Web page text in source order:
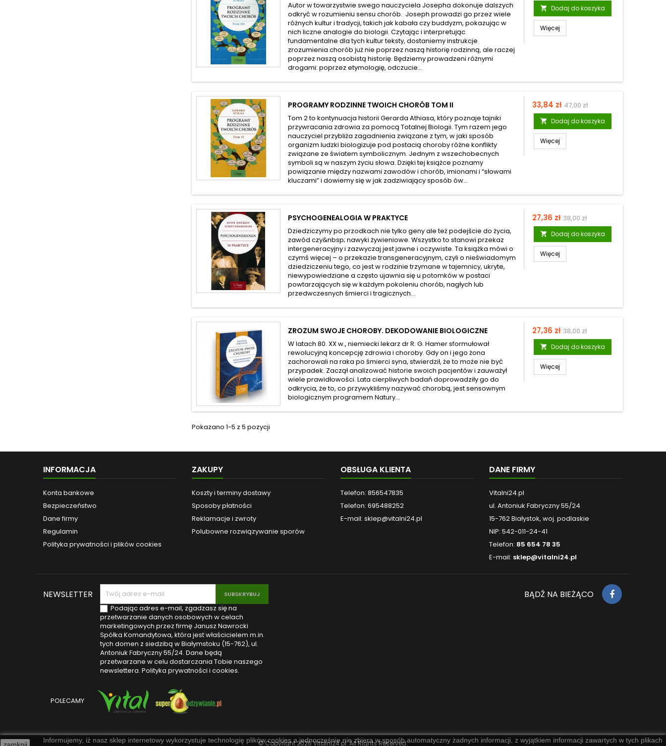
Autor w towarzystwie swego nauczyciela Josepha dokonuje dalszych
odkryć w rozumieniu sensu chorób. Joseph prowadzi go przez wiele
różnych kultur i tradycji, takich jak kabała czy buddyzm, pokazując w
nich liczne analogie do biologii. Czytając i interpretując
fundamentalne dla tych kultur teksty, dostaniemy instrukcje
zrozumienia chorób już nie poprzez naszą historię rodzinną, ale raczej
poprzez naszą osobistą historię. Będziemy prowadzeni różnymi
drogami: poprzez etymologię, odczucie...
 Dodaj do koszyka
Więcej
PROGRAMY RODZINNE TWOICH CHORÓB TOM II
Tom 2 to kontynuacja historii Gerarda Athiasa, który poznaje tajniki
przywracania zdrowia za pomocą Totalnej Biologii. Tym razem jego
nauczyciel przybliża zagadnienia związane z tym, w jaki sposób
organizm ludzki biologizuje pod postacią choroby różne konflikty
związane ze światem symbolicznym. Jednym z wszechobecnych
symboli są w naszym życiu słowa. Dzięki tej książce poznamy
powiązanie między nazwami zawodów i chorób, imionami i “słowami
kluczami” i dowiemy się w jak zadziwiający sposób ów...
Cena
33,84 zł 47,00 zł
 Dodaj do koszyka
Więcej
PSYCHOGENEALOGIA W PRAKTYCE
Dziedziczymy po przodkach nie tylko geny ale też podejście do życia,
zawód czy&nbsp; nawyki żywieniowe. Wszystko to stanowi przekaz
intergeneracyjny i zazwyczaj jest jawne i oczywiste. Ta książka mówi o
czymś więcej – o przekazie transgeneracyjnym, czyli o nieświadomym
dziedziczeniu tego, co jest w rodzinie trzymane w tajemnicy, ukryte,
niewypowiedziane a często ujawnia się u potomków w postaci
powtarzających się w każdym pokoleniu chorób, nagłych lub
przedwczesnych śmierci i tragicznych...
Cena
27,36 zł 38,00 zł
 Dodaj do koszyka
Więcej
ZROZUM SWOJE CHOROBY. DEKODOWANIE BIOLOGICZNE
W latach 80. XX w., niemiecki lekarz dr R. G. Hamer sformułował
rewolucyjną koncepcję zdrowia i choroby. Gdy on i jego żona
zachorowali na raka po śmierci syna, stwierdził, że to może nie być
przypadek. Zaczął analizować historie swoich pacjentów i zauważył
wiele prawidłowości. Lata cierpliwych badań doprowadziły go do
odkrycia, że to, co przywykliśmy nazywać chorobą, jest sensownym
biologicznym programem Natury...
Cena
27,36 zł 38,00 zł
 Dodaj do koszyka
Więcej
Pokazano 1-5 z 5 pozycji
INFORMACJA
Konta bankowe
Bezpieczeństwo
Dane firmy
Regulamin
Polityka prywatności i plików cookies
ZAKUPY
Koszty i terminy dostawy
Sposoby płatności
Reklamacje i zwroty
Polubowne rozwiązywanie sporów
OBSŁUGA KLIENTA
Telefon: 856547835
Telefon: 695488252
E-mail: sklep@vitalni24.pl
DANE FIRMY
Vitalni24.pl
ul. Antoniuk Fabryczny 55/24
15-762 Białystok, woj. podlaskie
NIP: 542-011-24-41
Telefon: 85 654 78 35
E-mail: sklep@vitalni24.pl
Informujemy, iż nasz sklep internetowy wykorzystuje technologię plików cookies a jednocześnie nie zbiera w sposób automatyczny żadnych informacji, z wyjątkiem informacji zawartych w tych plikach
NEWSLETTER
Podając adres e-mail, zgadzasz się na
przetwarzanie danych osobowych w celach
marketingowych przez firmę Janusz Nawrocki
Spółka Komandytowa, która jest właścicielem m.in.
tych domen z siedzibą w Białymstoku (15-762), ul.
Antoniuk Fabryczny 55/24. Dane będą
przetwarzane w celu dostarczania Tobie naszego
newslettera. Polityka prywatności i cookies.
BĄDŹ NA BIEŻĄCO
POLECAMY
© Copyright 2026 Vitalni24.pl. All Rights Reserved.